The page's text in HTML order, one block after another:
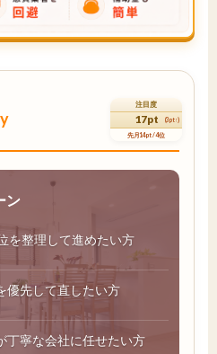
注目度
17pt (3pt↑)
先月14pt / 4位
ン
を整理して進めたい方
優先して直したい方
丁寧な会社に任せたい方